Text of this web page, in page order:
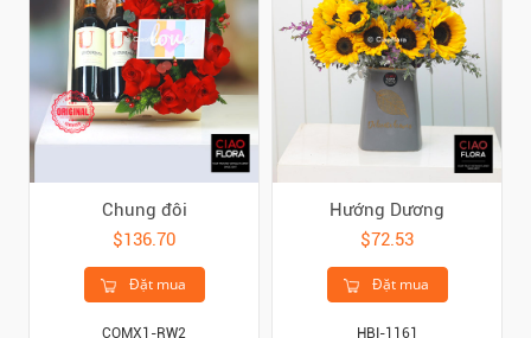
Chung đôi
$136.70
Đặt mua
COMX1-RW2
Hướng Dương
$72.53
Đặt mua
HBI-1161